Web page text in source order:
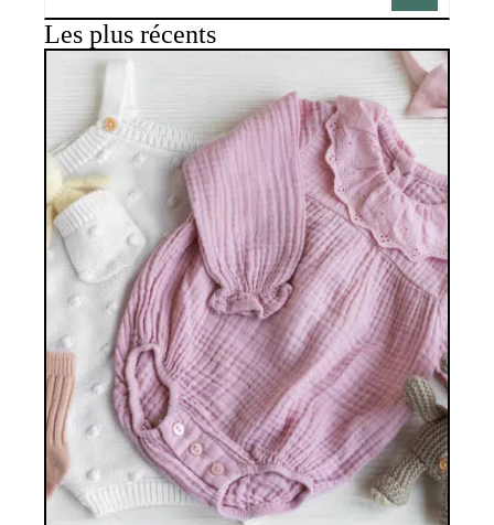
Les plus récents